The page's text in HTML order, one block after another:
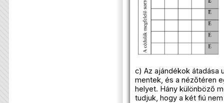
c) Az ajándékok átadása
mentek, és a nézőtéren
helyet. Hány különböző
tudjuk, hogy a két fiú